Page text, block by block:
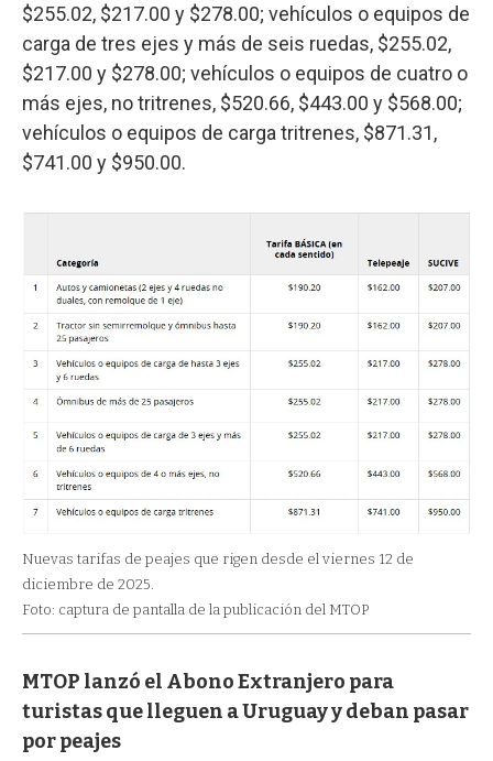
$255.02, $217.00 y $278.00; vehículos o equipos de
carga de tres ejes y más de seis ruedas, $255.02,
$217.00 y $278.00; vehículos o equipos de cuatro o
más ejes, no tritrenes, $520.66, $443.00 y $568.00;
vehículos o equipos de carga tritrenes, $871.31,
$741.00 y $950.00.
Nuevas tarifas de peajes que rigen desde el viernes 12 de
diciembre de 2025.
Foto: captura de pantalla de la publicación del MTOP
MTOP lanzó el Abono Extranjero para
turistas que lleguen a Uruguay y deban pasar
por peajes